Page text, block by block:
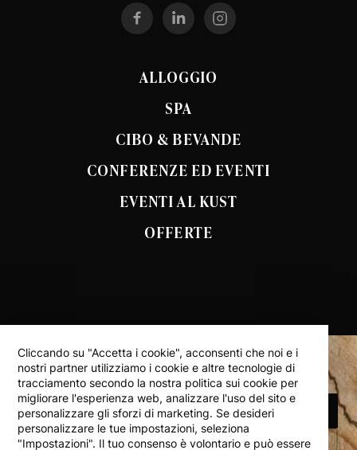
ALLOGGIO
SPA
CIBO & BEVANDE
CONFERENZE ED EVENTI
EVENTI AL KUST
OFFERTE
PRENOTA ALLOGGIO
TORNA ALL’INIZIO
Cliccando su "Accetta i cookie", acconsenti che noi e i
nostri partner utilizziamo i cookie e altre tecnologie di
tracciamento secondo la nostra politica sui cookie per
migliorare l'esperienza web, analizzare l'uso del sito e
personalizzare gli sforzi di marketing. Se desideri
personalizzare le tue impostazioni, seleziona
"Impostazioni". Il tuo consenso è volontario e può essere